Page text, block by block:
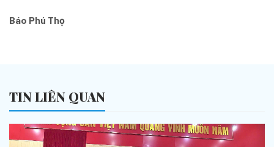
Báo Phú Thọ
TIN LIÊN QUAN